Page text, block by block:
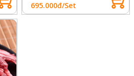
695.000đ/Set